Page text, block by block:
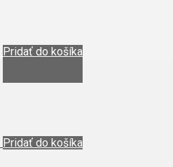
Pridať do košíka
Pridať do košíka